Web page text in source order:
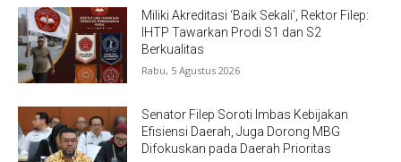
Miliki Akreditasi ‘Baik Sekali’, Rektor Filep:
IHTP Tawarkan Prodi S1 dan S2
Berkualitas
Rabu, 5 Agustus 2026
Senator Filep Soroti Imbas Kebijakan
Efisiensi Daerah, Juga Dorong MBG
Difokuskan pada Daerah Prioritas